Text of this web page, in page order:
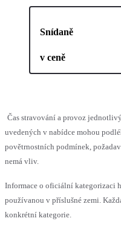
Snídaně
v ceně
Čas stravování a provoz
uvedených v nabídce mohou
povětrnostních podmínek,
nemá vliv.
Informace o oficiální kategorizaci
používanou v příslušné zemi.
konkrétní kategorie.